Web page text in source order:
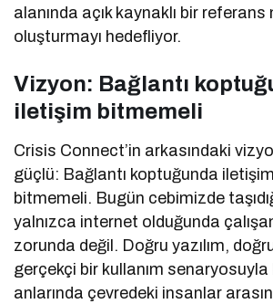
alanında açık kaynaklı bir referans
oluşturmayı hedefliyor.
Vizyon: Bağlantı
iletişim bitmemeli
Crisis Connect’in arkasındaki
güçlü: Bağlantı koptuğunda
bitmemeli. Bugün cebimizde
yalnızca internet olduğunda
zorunda değil. Doğru yazılım,
gerçekçi bir kullanım
anlarında çevredeki insanlar